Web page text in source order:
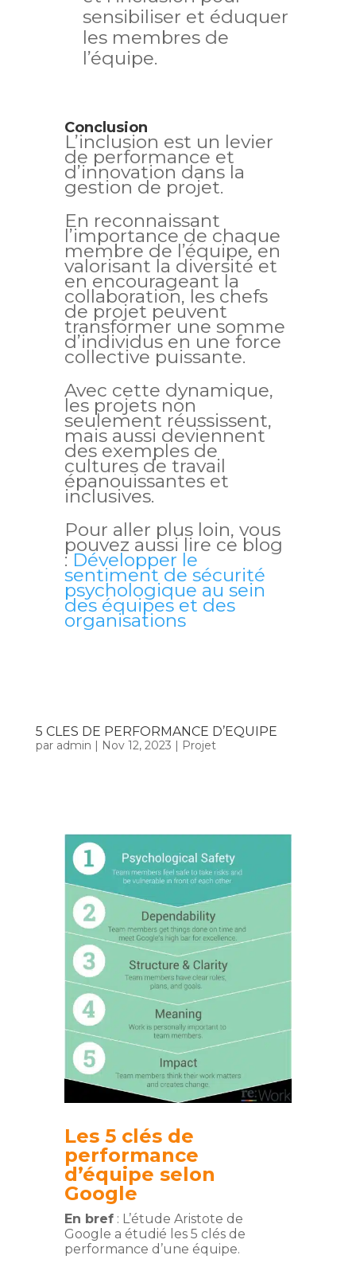
sensibiliser et éduquer
les membres de
l’équipe.
Conclusion
L’inclusion est un levier
de performance et
d’innovation dans la
gestion de projet.
En reconnaissant
l’importance de chaque
membre de l’équipe, en
valorisant la diversité et
en encourageant la
collaboration, les chefs
de projet peuvent
transformer une somme
d’individus en une force
collective puissante.
Avec cette dynamique,
les projets non
seulement réussissent,
mais aussi deviennent
des exemples de
cultures de travail
épanouissantes et
inclusives.
Pour aller plus loin, vous
pouvez aussi lire ce blog
: Développer le
sentiment de sécurité
psychologique au sein
des équipes et des
organisations
5 CLES DE PERFORMANCE D’EQUIPE
par admin Nov 12, 2023 Projet
Les 5 clés de
performance
d’équipe selon
Google
En bref: L’étude Aristote de
Google a étudié les 5 clés de
performance d’une équipe.